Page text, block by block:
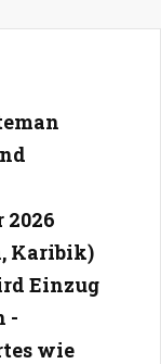
Karibik)
Einzug
-
wie